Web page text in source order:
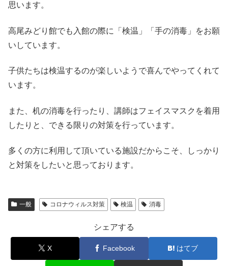
思います。
高尾みどり館でも入館の際に「検温」「手の消毒」をお願
いしています。
子供たちは検温するのが楽しいようで喜んでやってくれて
います。
また、机の消毒を行ったり、講師はフェイスマスクを着用
したりと、できる限りの対策を行っています。
多くの方に利用して頂いている施設だからこそ、しっかり
と対策をしたいと思っております。
一般 コロナウィルス対策 検温 消毒
シェアする
X Facebook はてブ